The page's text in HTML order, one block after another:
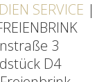
SERVICE |
3
D4